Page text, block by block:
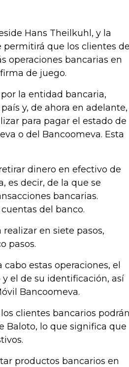
Hans Theilkuhl, y la
que los clientes del
operaciones bancarias en
de juego.
la entidad bancaria,
y, de ahora en adelante,
para pagar el estado de
o del Bancoomeva. Esta
dinero en efectivo de
es decir, de la que se
bancarias.
del banco.
en siete pasos,
pasos.
estas operaciones, el
el de su identificación, así
Bancoomeva.
clientes bancarios podrán
Baloto, lo que significa que
productos bancarios en